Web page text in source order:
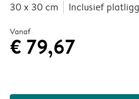
30 x 30 cm Inclusief
Vanaf
€ 79,67